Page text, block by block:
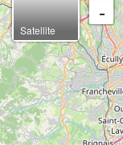
-
Satellite